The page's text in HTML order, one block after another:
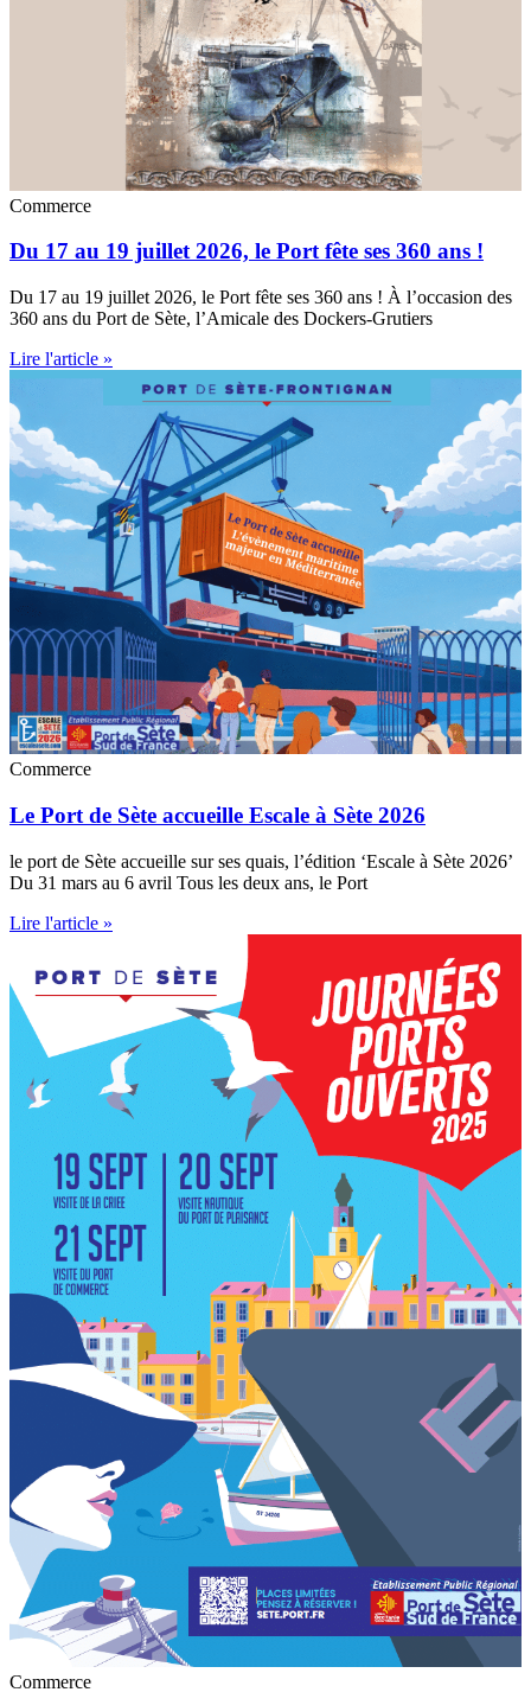
Commerce
Du 17 au 19 juillet 2026, le Port fête ses 360 ans !
Du 17 au 19 juillet 2026, le Port fête ses 360 ans ! À l’occasion des
360 ans du Port de Sète, l’Amicale des Dockers-Grutiers
Lire l'article »
Commerce
Le Port de Sète accueille Escale à Sète 2026
le port de Sète accueille sur ses quais, l’édition ‘Escale à Sète 2026’
Du 31 mars au 6 avril Tous les deux ans, le Port
Lire l'article »
Commerce